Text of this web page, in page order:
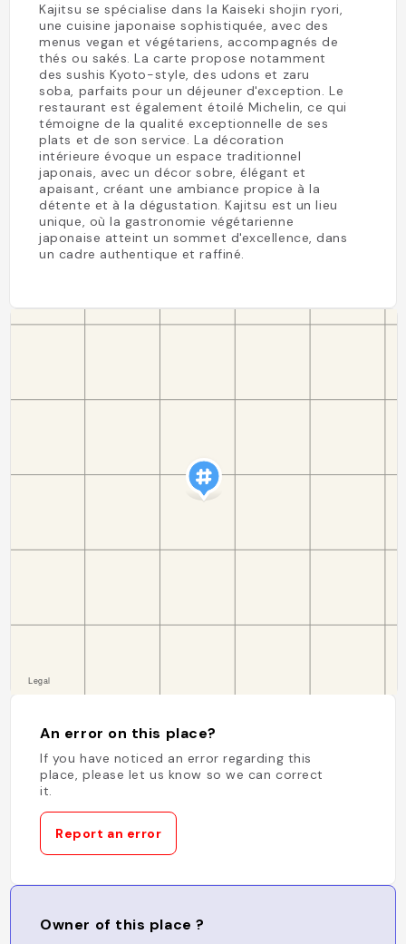
Kajitsu se spécialise dans la Kaiseki shojin ryori,
une cuisine japonaise sophistiquée, avec des
menus vegan et végétariens, accompagnés de
thés ou sakés. La carte propose notamment
des sushis Kyoto-style, des udons et zaru
soba, parfaits pour un déjeuner d'exception. Le
restaurant est également étoilé Michelin, ce qui
témoigne de la qualité exceptionnelle de ses
plats et de son service. La décoration
intérieure évoque un espace traditionnel
japonais, avec un décor sobre, élégant et
apaisant, créant une ambiance propice à la
détente et à la dégustation. Kajitsu est un lieu
unique, où la gastronomie végétarienne
japonaise atteint un sommet d'excellence, dans
un cadre authentique et raffiné.
An error on this place?
If you have noticed an error regarding this
place, please let us know so we can correct
it.
Report an error
Owner of this place ?